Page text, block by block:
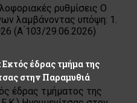
ρυθμίσεις Ο
λαμβάνοντας υπόψη: 1.
(Α ́103/29.06.2026)
Εκτός έδρας τμήμα της
στην Παραμυθιά
έδρας τμήματος της